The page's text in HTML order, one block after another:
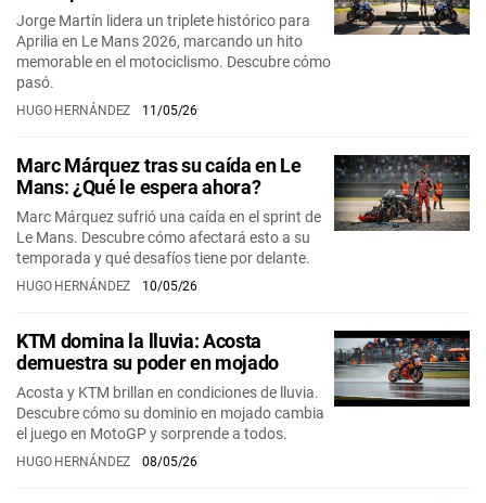
Jorge Martín lidera un triplete histórico para
Aprilia en Le Mans 2026, marcando un hito
memorable en el motociclismo. Descubre cómo
pasó.
HUGO HERNÁNDEZ 11/05/26
Marc Márquez tras su caída en Le
Mans: ¿Qué le espera ahora?
Marc Márquez sufrió una caída en el sprint de
Le Mans. Descubre cómo afectará esto a su
temporada y qué desafíos tiene por delante.
HUGO HERNÁNDEZ 10/05/26
KTM domina la lluvia: Acosta
demuestra su poder en mojado
Acosta y KTM brillan en condiciones de lluvia.
Descubre cómo su dominio en mojado cambia
el juego en MotoGP y sorprende a todos.
HUGO HERNÁNDEZ 08/05/26